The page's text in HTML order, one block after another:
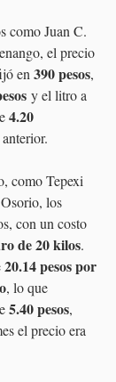
como Juan C.
el precio
en 390 pesos,
y el litro a
4.20
como Tepexi
los
con un costo
de 20 kilos.
20.14 pesos por
, lo que
5.40 pesos,
el precio era